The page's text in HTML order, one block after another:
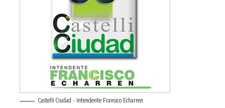
Castelli Ciudad - Intendente Fransico Echarren